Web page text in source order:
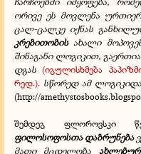
ორივე ეს მოვლენა
ცალ-ცალკე იქნას
კრებითობისახალი
შინაგანი ლოგიკით,
დგას (იგულისხმება
რედ.). სწორედ ამ
(http://
შემდეგ ფლოროვსკი
ფილოსოფოსთა დაბრუნება
მათი მცდელობა